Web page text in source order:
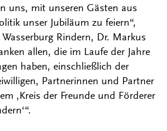
uns, mit unseren Gästen aus
unser Jubiläum zu feiern“,
Rindern, Dr. Markus
allen, die im Laufe der Jahre
haben, einschließlich der
Partnerinnen und Partner
‚Kreis der Freunde und Förderer